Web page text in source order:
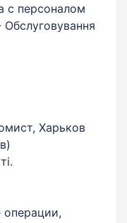
с персоналом
Харьков
операции,